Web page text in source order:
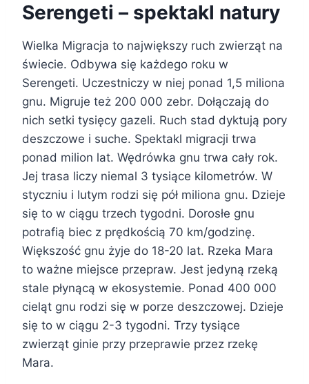
Serengeti – spektakl natury
Wielka Migracja to największy ruch zwierząt na
świecie. Odbywa się każdego roku w
Serengeti. Uczestniczy w niej ponad 1,5 miliona
gnu. Migruje też 200 000 zebr. Dołączają do
nich setki tysięcy gazeli. Ruch stad dyktują pory
deszczowe i suche. Spektakl migracji trwa
ponad milion lat. Wędrówka gnu trwa cały rok.
Jej trasa liczy niemal 3 tysiące kilometrów. W
styczniu i lutym rodzi się pół miliona gnu. Dzieje
się to w ciągu trzech tygodni. Dorosłe gnu
potrafią biec z prędkością 70 km/godzinę.
Większość gnu żyje do 18-20 lat. Rzeka Mara
to ważne miejsce przepraw. Jest jedyną rzeką
stale płynącą w ekosystemie. Ponad 400 000
cieląt gnu rodzi się w porze deszczowej. Dzieje
się to w ciągu 2-3 tygodni. Trzy tysiące
zwierząt ginie przy przeprawie przez rzekę
Mara.